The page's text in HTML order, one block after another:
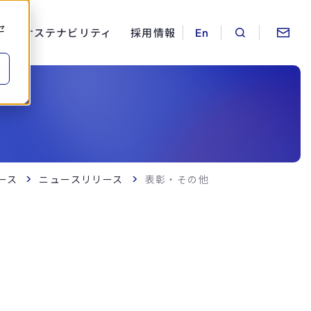
サステナビリティ 採用情報
ス ニュースリリース 表彰・その他